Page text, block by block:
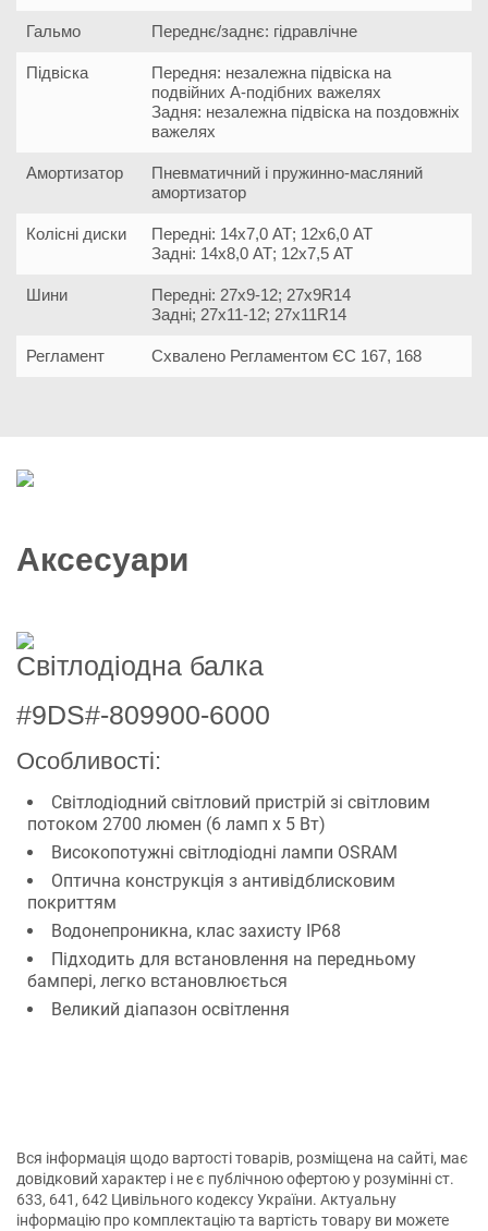
Гальмо Переднє/заднє: гідравлічне
Підвіска
Передня: незалежна підвіска на
подвійних А-подібних важелях
Задня: незалежна підвіска на поздовжніх
важелях
Амортизатор
Пневматичний і пружинно-масляний
амортизатор
Колісні диски
Передні: 14х7,0 АТ; 12х6,0 АТ
Задні: 14х8,0 АТ; 12х7,5 АТ
Шини
Передні: 27х9-12; 27х9R14
Задні; 27х11-12; 27х11R14
Регламент Схвалено Регламентом ЄС 167, 168
Аксесуари
Світлодіодна балка
#9DS#-809900-6000
Особливості:
Світлодіодний світловий пристрій зі світловим
потоком 2700 люмен (6 ламп х 5 Вт)
Високопотужні світлодіодні лампи OSRAM
Оптична конструкція з антивідблисковим
покриттям
Водонепроникна, клас захисту IP68
Підходить для встановлення на передньому
бампері, легко встановлюється
Великий діапазон освітлення
Вся інформація щодо вартості товарів, розміщена на сайті, має
довідковий характер і не є публічною офертою у розумінні ст.
633, 641, 642 Цивільного кодексу України. Актуальну
інформацію про комплектацію та вартість товару ви можете